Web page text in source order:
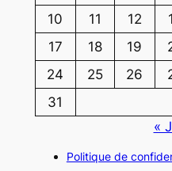
10
11 12
17
18 19
24
25 26
31
«
Politique de